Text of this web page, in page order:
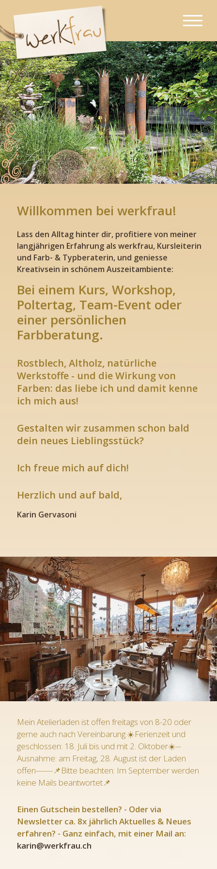
Willkommen bei werkfrau!
Lass den Alltag hinter dir, profitiere von meiner
langjährigen Erfahrung als werkfrau, Kursleiterin
und Farb- & Typberaterin, und geniesse
Kreativsein in schönem Auszeitambiente:
Bei einem Kurs, Workshop,
Poltertag, Team-Event oder
einer persönlichen
Farbberatung.
Rostblech, Altholz, natürliche
Werkstoffe - und die Wirkung von
Farben: das liebe ich und damit kenne
ich mich aus!
Gestalten wir zusammen schon bald
dein neues Lieblingsstück?
Ich freue mich auf dich!
Herzlich und auf bald,
Karin Gervasoni
Mein Atelierladen ist offen freitags von 8-20 oder
gerne auch nach Vereinbarung.☀️Ferienzeit und
geschlossen: 18. Juli bis und mit 2. Oktober☀️--
Ausnahme: am Freitag, 28. August ist der Laden
offen-------📌Bitte beachten: Im September werden
keine Mails beantwortet📌
Einen Gutschein bestellen? - Oder via
Newsletter ca. 8x jährlich Aktuelles & Neues
erfahren? - Ganz einfach, mit einer Mail an:
karin@werkfrau.ch